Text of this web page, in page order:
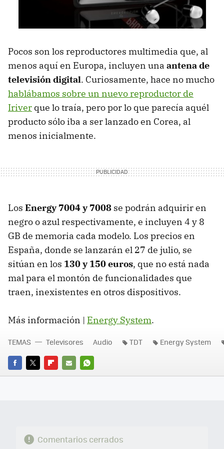
Pocos son los reproductores multimedia que, al
menos aquí en Europa, incluyen una antena de
televisión digital. Curiosamente, hace no mucho
hablábamos sobre un nuevo reproductor de
Iriver que lo traía, pero por lo que parecía aquél
producto sólo iba a ser lanzado en Corea, al
menos inicialmente.
Los Energy 7004 y 7008 se podrán adquirir en
negro o azul respectivamente, e incluyen 4 y 8
GB de memoria cada modelo. Los precios en
España, donde se lanzarán el 27 de julio, se
sitúan en los 130 y 150 euros, que no está nada
mal para el montón de funcionalidades que
traen, inexistentes en otros dispositivos.
Más información | Energy System.
FACEBOOK
TWITTERFLIPBOARD
E-
WHATSAPP
TEMAS Televisores Audio TDT Energy System
Comentarios cerrados